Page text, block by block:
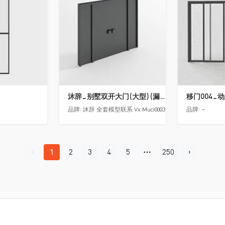
沐辞_别墅双开大门(大型)(漏光加厚度)
品牌: 沐辞 全套模型联系 Vx:Muci0003
移门004_
品牌: -
1 2 3 4 5 250